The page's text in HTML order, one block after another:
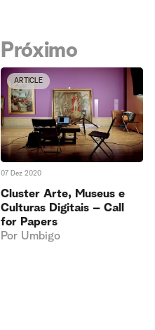
Próximo
ARTICLE
07 Dez 2020
Cluster Arte, Museus e
Culturas Digitais – Call
for Papers
Por Umbigo